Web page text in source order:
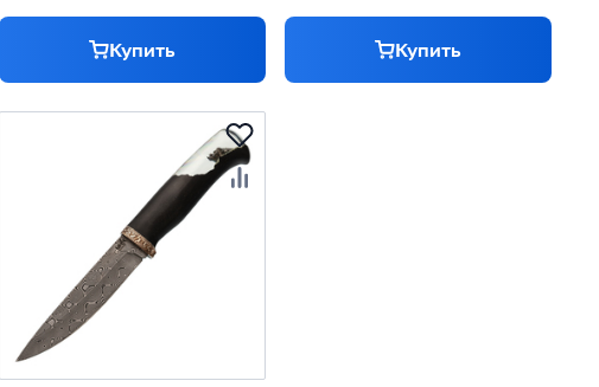
Купить Купить